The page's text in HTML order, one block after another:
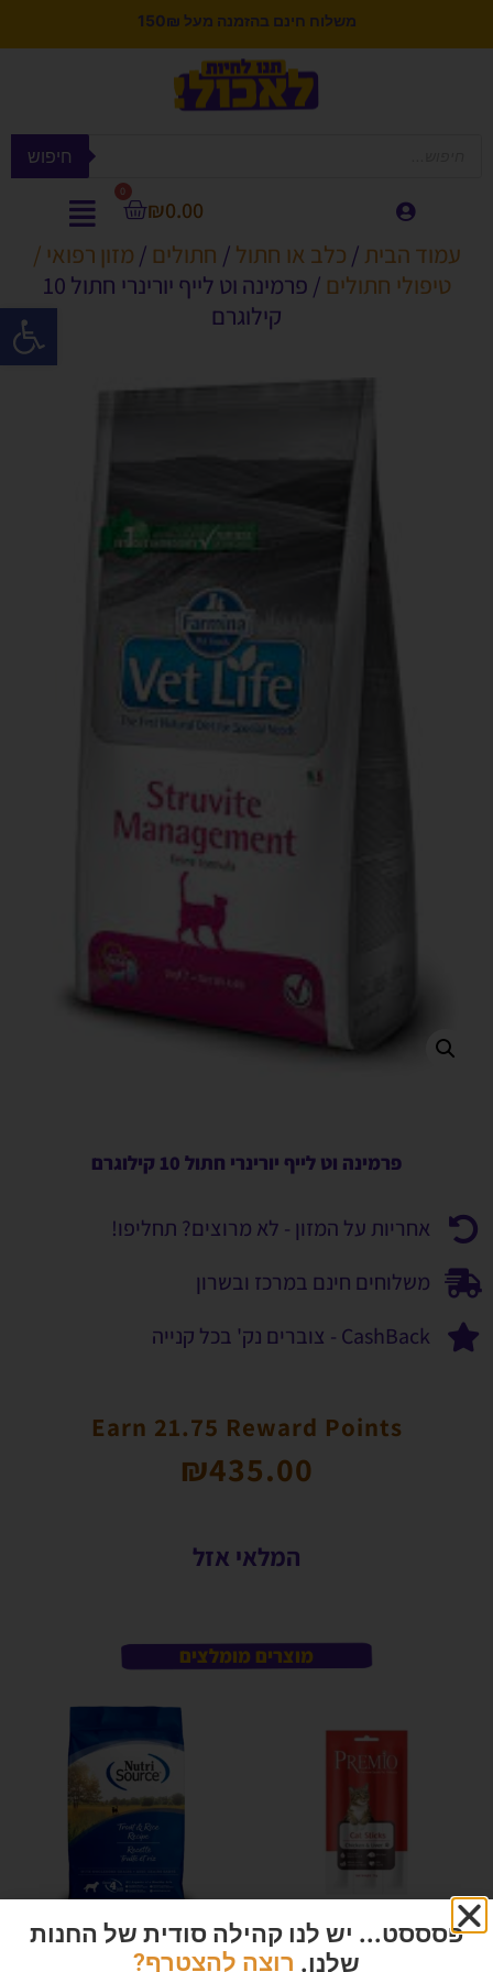
פתח
משלוח חינם בהזמנה מעל 150₪
חיפוש
₪0.00
0
עמוד הבית / כלב או חתול / חתולים / מזון רפואי /
טיפולי חתולים
/ פרמינה וט לייף יורינרי חתול 10
קילוגרם
פרמינה וט לייף יורינרי חתול 10 קילוגרם
אחריות על המזון - לא מרוצים? תחליפו!
משלוחים חינם במרכז ובשרון
CashBack - צוברים נק' בכל קנייה
Earn 21.75 Reward Points
₪435.00
המלאי אזל
מוצרים מומלצים
פרימיו | סטיק לחתול בטעם עוף
נוטריסורס מופחת דגנים דגים
פסססט... יש לנו קהילה סודית של החנות
שלנו. רוצה להצטרף?